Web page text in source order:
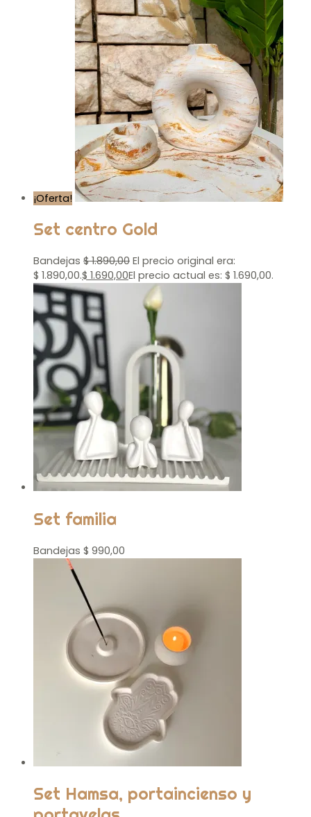
¡Oferta!
Set centro Gold
Bandejas $1.890,00 El precio original era:
$ 1.890,00.$ 1.690,00El precio actual es: $ 1.690,00.
Set familia
Bandejas $ 990,00
Set Hamsa, portaincienso y